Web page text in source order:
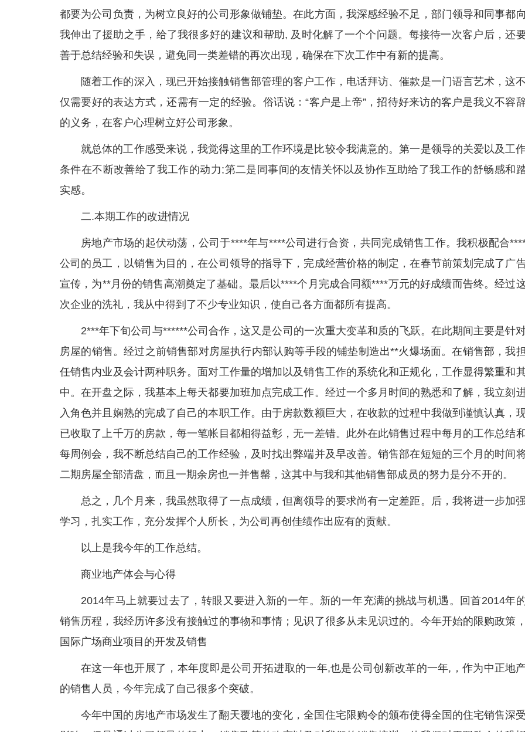
都要为公司负责，为树立良好的公司形象做铺垫。在此方面，我深感经验不足，部门领导和同事都向
我伸出了援助之手，给了我很多好的建议和帮助, 及时化解了一个个问题。每接待一次客户后，还
善于总结经验和失误，避免同一类差错的再次出现，确保在下次工作中有新的提高。
随着工作的深入，现已开始接触销售部管理的客户工作，电话拜访、催款是一门语言艺术，这不
仅需要好的表达方式，还需有一定的经验。俗话说：“客户是上帝”，招待好来访的客户是我义不容
的义务，在客户心理树立好公司形象。
就总体的工作感受来说，我觉得这里的工作环境是比较令我满意的。第一是领导的关爱以及工
条件在不断改善给了我工作的动力;第二是同事间的友情关怀以及协作互助给了我工作的舒畅感和
实感。
二.本期工作的改进情况
房地产市场的起伏动荡，公司于****年与****公司进行合资，共同完成销售工作。我积极配合
公司的员工，以销售为目的，在公司领导的指导下，完成经营价格的制定，在春节前策划完成了广
宣传，为**月份的销售高潮奠定了基础。最后以****个月完成合同额****万元的好成绩而告终。经过
次企业的洗礼，我从中得到了不少专业知识，使自己各方面都所有提高。
2***年下旬公司与******公司合作，这又是公司的一次重大变革和质的飞跃。在此期间主要是针
房屋的销售。经过之前销售部对房屋执行内部认购等手段的铺垫制造出**火爆场面。在销售部，我担
任销售内业及会计两种职务。面对工作量的增加以及销售工作的系统化和正规化，工作显得繁重和
中。在开盘之际，我基本上每天都要加班加点完成工作。经过一个多月时间的熟悉和了解，我立刻
入角色并且娴熟的完成了自己的本职工作。由于房款数额巨大，在收款的过程中我做到谨慎认真，
已收取了上千万的房款，每一笔帐目都相得益彰，无一差错。此外在此销售过程中每月的工作总结和
每周例会，我不断总结自己的工作经验，及时找出弊端并及早改善。销售部在短短的三个月的时间
二期房屋全部清盘，而且一期余房也一并售罄，这其中与我和其他销售部成员的努力是分不开的。
总之，几个月来，我虽然取得了一点成绩，但离领导的要求尚有一定差距。后，我将进一步加强
学习，扎实工作，充分发挥个人所长，为公司再创佳绩作出应有的贡献。
以上是我今年的工作总结。
商业地产体会与心得
2014年马上就要过去了，转眼又要进入新的一年。新的一年充满的挑战与机遇。回首2014年
销售历程，我经历许多没有接触过的事物和事情；见识了很多从未见识过的。今年开始的限购政策，
国际广场商业项目的开发及销售
在这一年也开展了，本年度即是公司开拓进取的一年,也是公司创新改革的一年,，作为中正地
的销售人员，今年完成了自己很多个突破。
今年中国的房地产市场发生了翻天覆地的变化，全国住宅限购令的颁布使得全国的住宅销售深受